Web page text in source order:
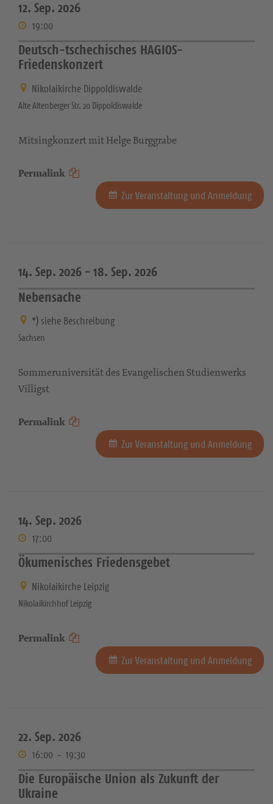
12. Sep. 2026
19:00
Deutsch-tschechisches HAGIOS-
Friedenskonzert
Nikolaikirche Dippoldiswalde
Alte Altenberger Str. 20 Dippoldiswalde
Mitsingkonzert mit Helge Burggrabe
Permalink
Zur Veranstaltung und Anmeldung
14. Sep. 2026 - 18. Sep. 2026
Nebensache
*) siehe Beschreibung
Sachsen
Sommeruniversität des Evangelischen Studienwerks
Villigst
Permalink
Zur Veranstaltung und Anmeldung
14. Sep. 2026
17:00
Ökumenisches Friedensgebet
Nikolaikirche Leipzig
Nikolaikirchhof Leipzig
Permalink
Zur Veranstaltung und Anmeldung
22. Sep. 2026
16:00 - 19:30
Die Europäische Union als Zukunft der
Ukraine